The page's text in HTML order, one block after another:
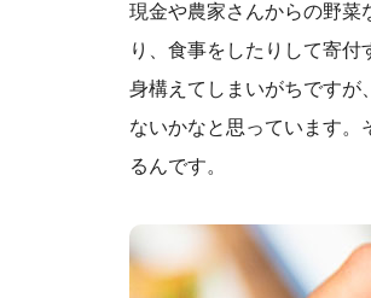
現金や農家さんからの野菜
り、食事をしたりして寄付
身構えてしまいがちですが
ないかなと思っています。
るんです。